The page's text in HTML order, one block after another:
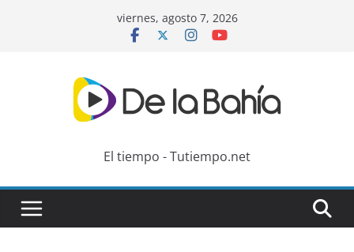
viernes, agosto 7, 2026
El tiempo - Tutiempo.net